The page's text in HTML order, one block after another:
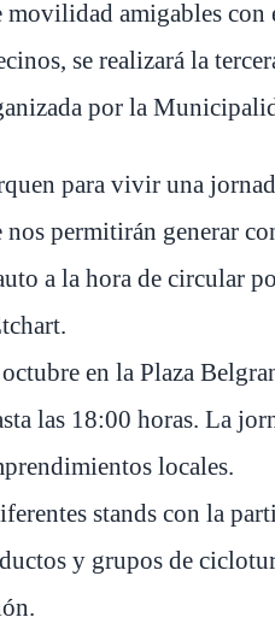
amigables
se realizará la
por la
para vivir una
permitirán generar
a la hora de circular
en la Plaza
las 18:00 horas. La
locales.
stands con la
y grupos de